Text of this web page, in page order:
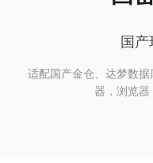
国
适配国产金仓、达梦数
器，浏览